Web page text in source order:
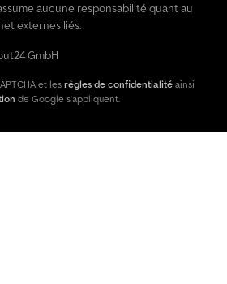
aucune responsabilité quant au
externes liés.
GmbH
et les règles de confidentialité ainsi
de Google s'appliquent.